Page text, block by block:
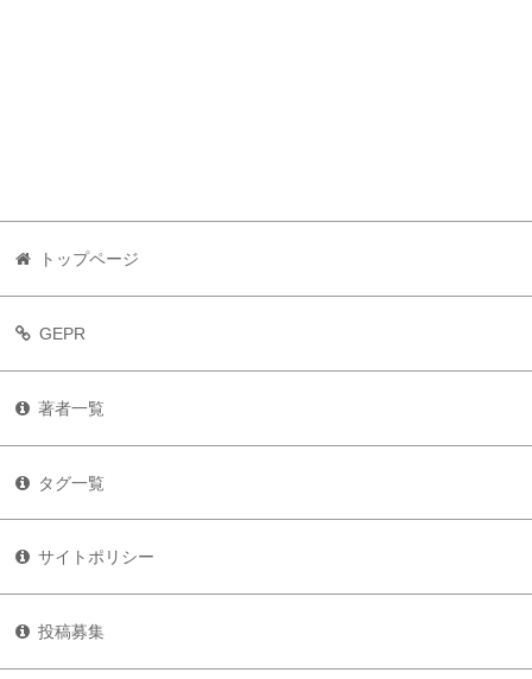
トップページ
GEPR
著者一覧
タグ一覧
サイトポリシー
投稿募集